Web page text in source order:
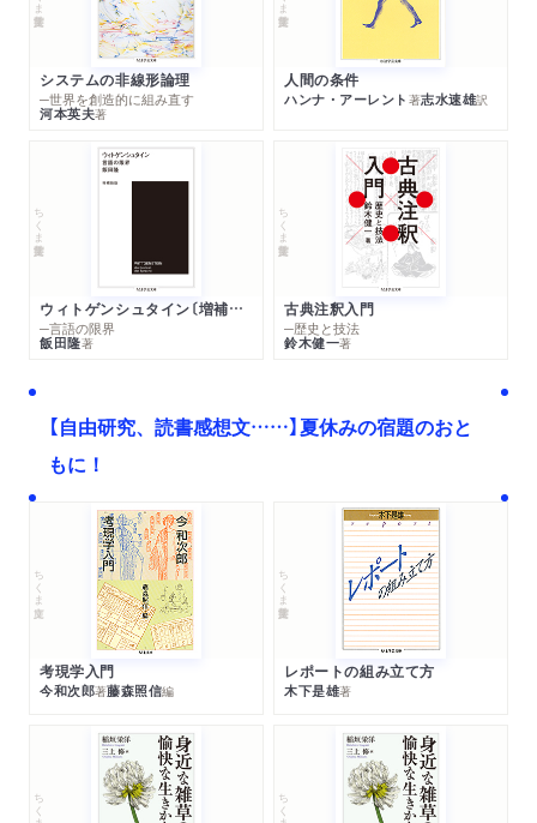
システムの非線形論理
─世界を創造的に組み直す
河本英夫著
人間の条件
ハンナ・アーレント 著志水速雄訳
ちくま学芸文庫
ウィトゲンシュタイン〔増補新版〕
─言語の限界
飯田隆著
ちくま学芸文庫
古典注釈入門
─歴史と技法
鈴木健一著
【自由研究、読書感想文……】夏休みの宿題のおと
もに！
ちくま文庫
考現学入門
今和次郎著藤森照信編
ちくま学芸文庫
レポートの組み立て方
木下是雄著
ちくま文庫 ちくま文庫